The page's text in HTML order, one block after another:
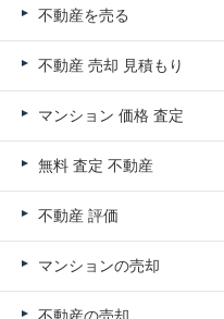
不動産を売る
不動産 売却 見積もり
マンション 価格 査定
無料 査定 不動産
不動産 評価
マンションの売却